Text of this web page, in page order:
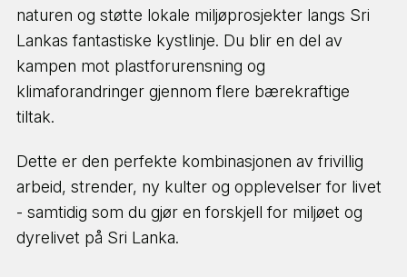
naturen og støtte lokale miljøprosjekter langs Sri
Lankas fantastiske kystlinje. Du blir en del av
kampen mot plastforurensning og
klimaforandringer gjennom flere bærekraftige
tiltak.
Dette er den perfekte kombinasjonen av frivillig
arbeid, strender, ny kulter og opplevelser for livet
- samtidig som du gjør en forskjell for miljøet og
dyrelivet på Sri Lanka.